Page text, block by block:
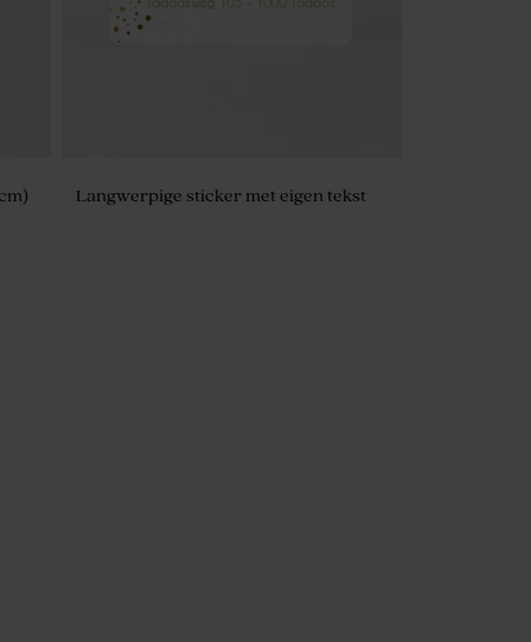
Langwerpige sticker met eigen tekst